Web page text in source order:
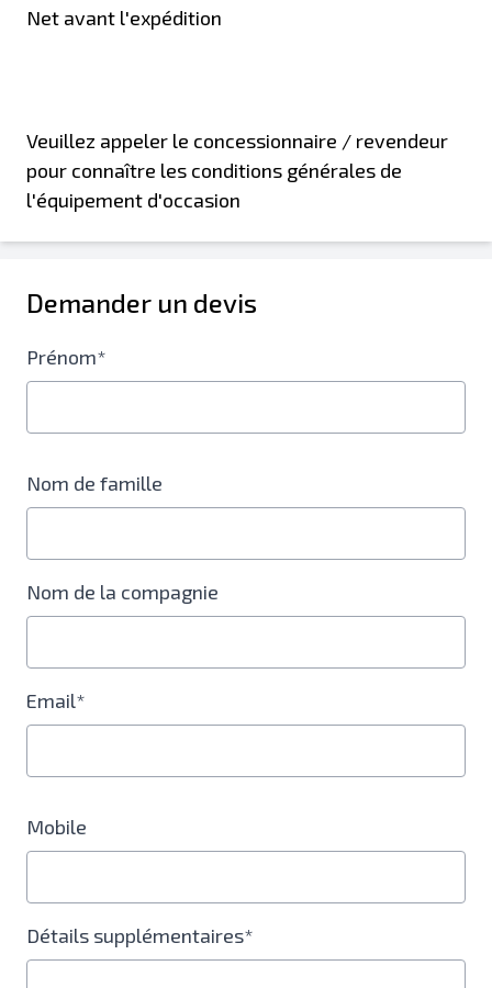
Net avant l'expédition
Veuillez appeler le concessionnaire / revendeur
pour connaître les conditions générales de
l'équipement d'occasion
Demander un devis
Prénom*
Nom de famille
Nom de la compagnie
Email*
Mobile
Détails supplémentaires*